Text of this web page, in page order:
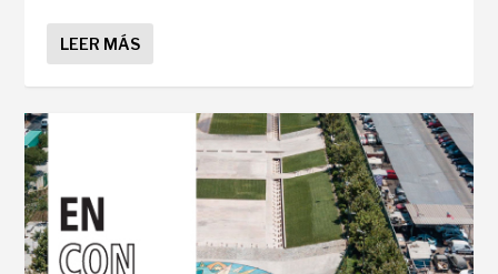
LEER MÁS